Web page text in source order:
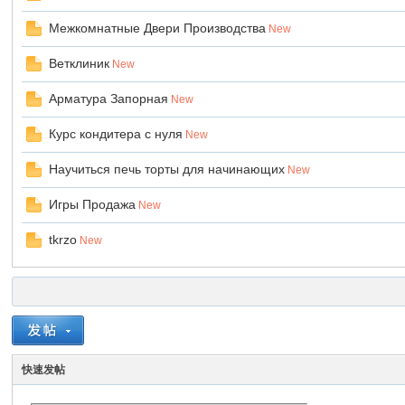
Межкомнатные Двери Производства New
Ветклиник New
Арматура Запорная New
Курс кондитера с нуля New
Научиться печь торты для начинающих New
Игры Продажа New
tkrzo New
快速发帖